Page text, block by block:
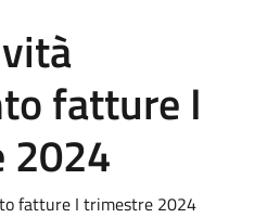
fatture I
fatture I trimestre 2024